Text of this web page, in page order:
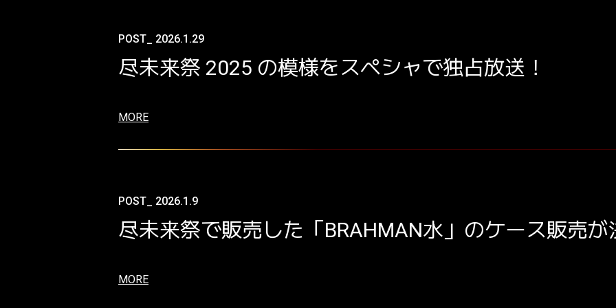
POST_ 2026.1.29
尽未来祭 2025 の模様をスペシャで独占放送！
MORE
POST_ 2026.1.9
尽未来祭で販売した「BRAHMAN水」のケース販売が
MORE